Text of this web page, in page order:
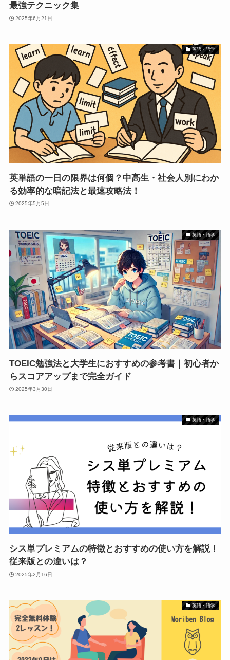
最強テクニック集
2025年6月21日
英語・語学
英単語の一日の限界は何個？中高生・社会人別にわか
る効率的な暗記法と最速攻略法！
2025年5月5日
英語・語学
TOEIC勉強法と大学生におすすめの参考書｜初心者か
らスコアアップまで完全ガイド
2025年3月30日
英語・語学
シス単プレミアムの特徴とおすすめの使い方を解説！
従来版との違いは？
2025年2月16日
英語・語学